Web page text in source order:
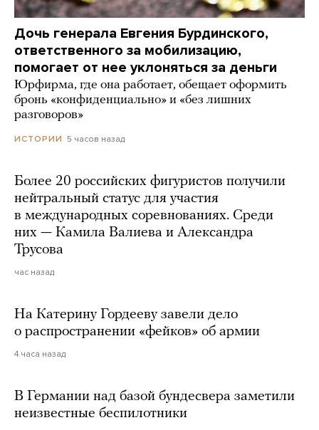
Дочь генерала Евгения Бурдинского,
ответственного за мобилизацию,
помогает от нее уклоняться за деньги
Юрфирма, где она работает, обещает оформить
бронь «конфиденциально» и «без лишних
разговоров»
ИСТОРИИ 5 часов назад
Более 20 российских фигуристов получили
нейтральный статус для участия
в международных соревнованиях. Среди
них — Камила Валиева и Александра
Трусова
час назад
На Катерину Гордееву завели дело
о распространении «фейков» об армии
4 часа назад
В Германии над базой бундесвера заметили
неизвестные беспилотники